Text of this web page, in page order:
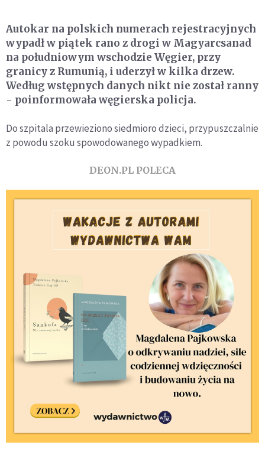
Autokar na polskich numerach rejestracyjnych
wypadł w piątek rano z drogi w Magyarcsanad
na południowym wschodzie Węgier, przy
granicy z Rumunią, i uderzył w kilka drzew.
Według wstępnych danych nikt nie został ranny
- poinformowała węgierska policja.
Do szpitala przewieziono siedmioro dzieci, przypuszczalnie
z powodu szoku spowodowanego wypadkiem.
DEON.PL POLECA